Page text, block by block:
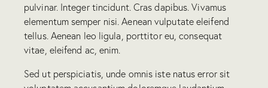
pulvinar. Integer tincidunt. Cras dapibus. Vivamus
elementum semper nisi. Aenean vulputate eleifend
tellus. Aenean leo ligula, porttitor eu, consequat
vitae, eleifend ac, enim.
Sed ut perspiciatis, unde omnis iste natus error sit